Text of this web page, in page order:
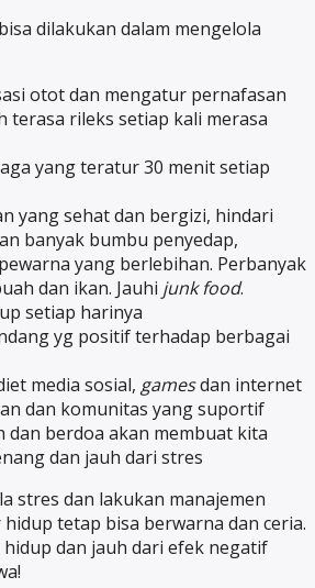
dilakukan dalam mengelola
otot dan mengatur pernafasan
terasa rileks setiap kali merasa
yang teratur 30 menit setiap
yang sehat dan bergizi, hindari
banyak bumbu penyedap,
yang berlebihan. Perbanyak
dan ikan. Jauhi junk food.
setiap harinya
yg positif terhadap berbagai
media sosial, gamesdan internet
dan komunitas yang suportif
dan berdoa akan membuat kita
dan jauh dari stres
stres dan lakukan manajemen
tetap bisa berwarna dan ceria.
dan jauh dari efek negatif